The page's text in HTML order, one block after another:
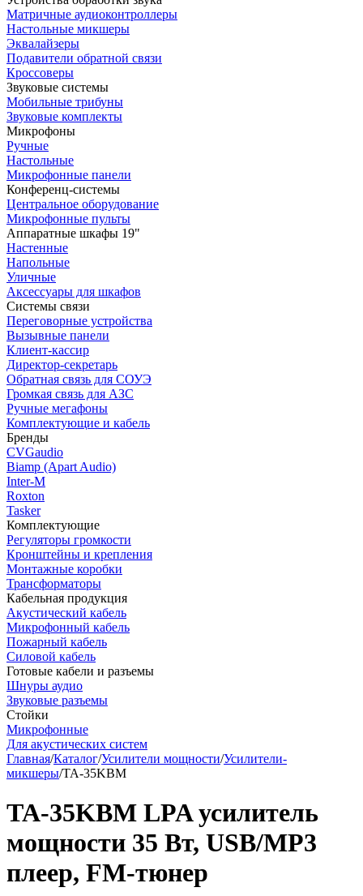
Матричные аудиоконтроллеры
Настольные микшеры
Эквалайзеры
Подавители обратной связи
Кроссоверы
Звуковые системы
Мобильные трибуны
Звуковые комплекты
Микрофоны
Ручные
Настольные
Микрофонные панели
Конференц-системы
Центральное оборудование
Микрофонные пульты
Аппаратные шкафы 19"
Настенные
Напольные
Уличные
Аксессуары для шкафов
Системы связи
Переговорные устройства
Вызывные панели
Клиент-кассир
Директор-секретарь
Обратная связь для СОУЭ
Громкая связь для АЗС
Ручные мегафоны
Комплектующие и кабель
Бренды
CVGaudio
Biamp (Apart Audio)
Inter-M
Roxton
Tasker
Комплектующие
Регуляторы громкости
Кронштейны и крепления
Монтажные коробки
Трансформаторы
Кабельная продукция
Акустический кабель
Микрофонный кабель
Пожарный кабель
Силовой кабель
Готовые кабели и разъемы
Шнуры аудио
Звуковые разъемы
Стойки
Микрофонные
Для акустических систем
Главная/Каталог/Усилители мощности/Усилители-
микшеры/TA-35KBM
TA-35KBM LPA усилитель
мощности 35 Вт, USB/MP3
плеер, FM-тюнер